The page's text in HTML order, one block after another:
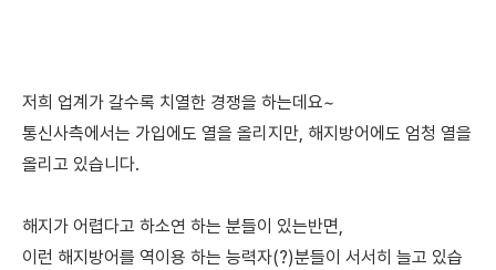
저희 업계가 갈수록 치열한 경쟁을 하는데요~
통신사측에서는 가입에도 열을 올리지만, 해지방어에도 엄청 열을
올리고 있습니다.
해지가 어렵다고 하소연 하는 분들이 있는반면,
이런 해지방어를 역이용 하는 능력자(?)분들이 서서히 늘고 있습